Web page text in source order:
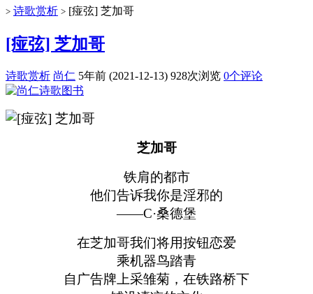
> 诗歌赏析 > [痖弦] 芝加哥
[痖弦] 芝加哥
诗歌赏析 尚仁 5年前 (2021-12-13) 928次浏览 0个评论
芝加哥
铁肩的都市
他们告诉我你是淫邪的
——C·桑德堡
在芝加哥我们将用按钮恋爱
乘机器鸟踏青
自广告牌上采雏菊，在铁路桥下